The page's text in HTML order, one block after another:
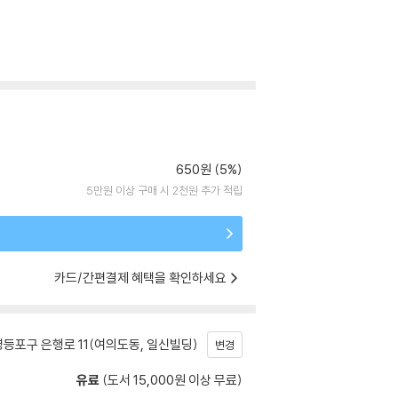
650원 (5%)
5만원 이상 구매 시 2천원 추가 적립
카드/간편결제 혜택을 확인하세요
포구 은행로 11(여의도동, 일신빌딩) 변경
유료 (도서 15,000원 이상 무료)